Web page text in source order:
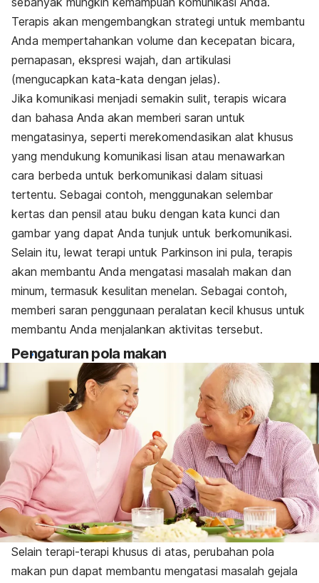
Terapis akan mengembangkan strategi untuk membantu
Anda mempertahankan volume dan kecepatan bicara,
pernapasan, ekspresi wajah, dan artikulasi
(mengucapkan kata-kata dengan jelas).
Jika komunikasi menjadi semakin sulit, terapis wicara
dan bahasa Anda akan memberi saran untuk
mengatasinya, seperti merekomendasikan alat khusus
yang mendukung komunikasi lisan atau menawarkan
cara berbeda untuk berkomunikasi dalam situasi
tertentu. Sebagai contoh, menggunakan selembar
kertas dan pensil atau buku dengan kata kunci dan
gambar yang dapat Anda tunjuk untuk berkomunikasi.
Selain itu, lewat terapi untuk Parkinson ini pula, terapis
akan membantu Anda mengatasi masalah makan dan
minum, termasuk kesulitan menelan. Sebagai contoh,
memberi saran penggunaan peralatan kecil khusus untuk
membantu Anda menjalankan aktivitas tersebut.
Pengaturan pola makan
Selain terapi-terapi khusus di atas, perubahan pola
makan pun dapat membantu mengatasi masalah gejala